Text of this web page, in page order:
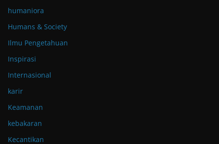
humaniora
Humans & Society
Ilmu Pengetahuan
Inspirasi
Internasional
karir
Keamanan
kebakaran
Kecantikan